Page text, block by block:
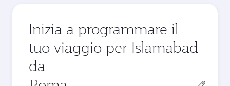
Inizia a programmare il
tuo viaggio per Islamabad
da
Città